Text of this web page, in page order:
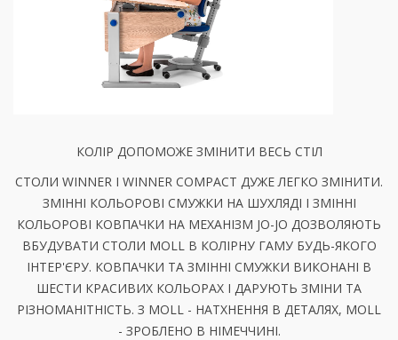
КОЛІР ДОПОМОЖЕ ЗМІНИТИ ВЕСЬ СТІЛ
СТОЛИ WINNER І WINNER COMPACT ДУЖЕ ЛЕГКО ЗМІНИТИ.
ЗМІННІ КОЛЬОРОВІ СМУЖКИ НА ШУХЛЯДІ І ЗМІННІ
КОЛЬОРОВІ КОВПАЧКИ НА МЕХАНІЗМ JO-JO ДОЗВОЛЯЮТЬ
ВБУДУВАТИ СТОЛИ MOLL В КОЛІРНУ ГАМУ БУДЬ-ЯКОГО
ІНТЕР'ЄРУ. КОВПАЧКИ ТА ЗМІННІ СМУЖКИ ВИКОНАНІ В
ШЕСТИ КРАСИВИХ КОЛЬОРАХ І ДАРУЮТЬ ЗМІНИ ТА
РІЗНОМАНІТНIСТЬ. З MOLL - НАТХНЕННЯ В ДЕТАЛЯХ, MOLL
- ЗРОБЛЕНО В НІМЕЧЧИНІ.